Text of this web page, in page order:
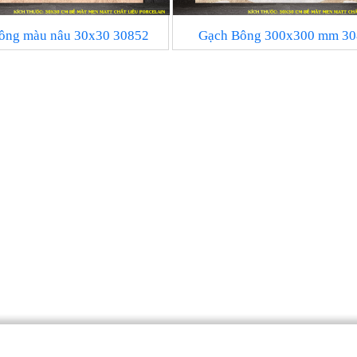
màu nâu 30x30 30852 Gạch Bông 300x300 mm